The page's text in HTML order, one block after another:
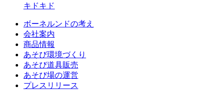
キドキド
ボーネルンドの考え
会社案内
商品情報
あそび環境づくり
あそび道具販売
あそび場の運営
プレスリリース